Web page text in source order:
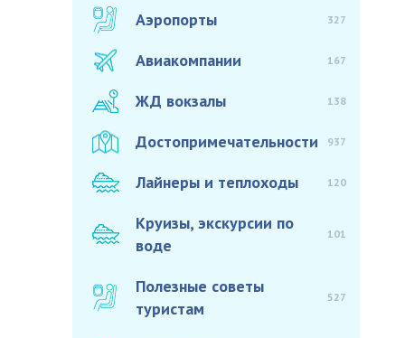
Аэропорты 327
Авиакомпании 167
ЖД вокзалы 138
Достопримечательности 937
Лайнеры и теплоходы 120
Круизы, экскурсии по
воде
101
Полезные советы
туристам
527